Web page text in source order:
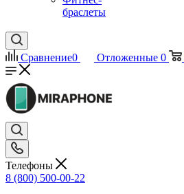
браслеты
Сравнение0 Отложенные 0
Телефоны
8 (800) 500-00-22